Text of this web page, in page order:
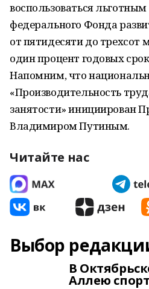
воспользоваться
федерального Фонда
от пятидесяти до
один процент годовых
Напомним, что
«Производительность
занятости» инициирован
Владимиром Путиным.
Читайте нас
Выбор
В
Аллею